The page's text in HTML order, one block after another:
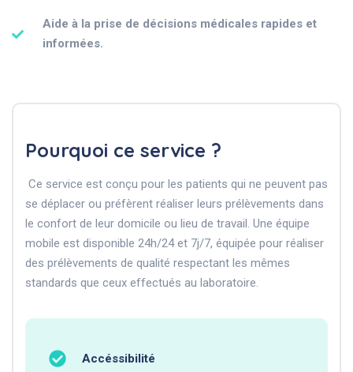
Aide à la prise de décisions médicales rapides et
informées.
Pourquoi ce service ?
Ce service est conçu pour les patients qui ne peuvent pas
se déplacer ou préfèrent réaliser leurs prélèvements dans
le confort de leur domicile ou lieu de travail. Une équipe
mobile est disponible 24h/24 et 7j/7, équipée pour réaliser
des prélèvements de qualité respectant les mêmes
standards que ceux effectués au laboratoire.
Accéssibilité